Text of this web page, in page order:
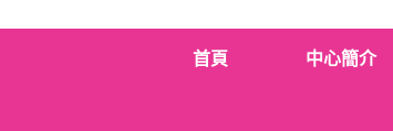
首頁 中心簡介